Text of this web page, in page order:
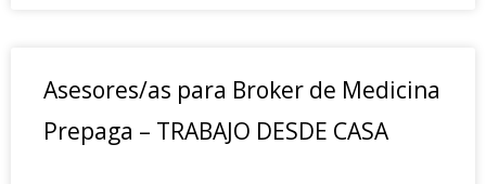
Asesores/as para Broker de Medicina
Prepaga – TRABAJO DESDE CASA